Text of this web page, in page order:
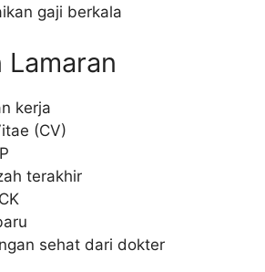
gaji berkala
Lamaran
kerja
(CV)
terakhir
sehat dari dokter